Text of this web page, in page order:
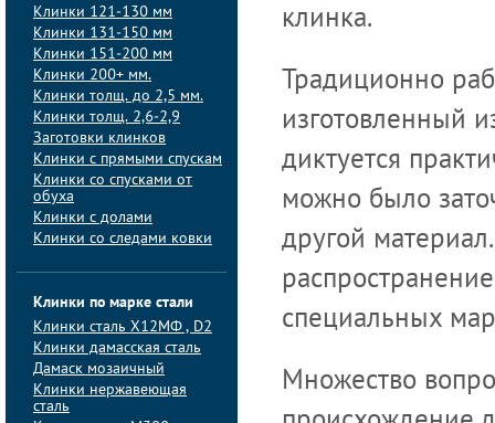
Клинки 121-130 мм
Клинки 131-150 мм
Клинки 151-200 мм
Клинки 200+ мм.
Клинки толщ. до 2,5 мм.
Клинки толщ. 2,6-2,9
Заготовки клинков
Клинки с прямыми спускам
Клинки со спусками от
обуха
Клинки с долами
Клинки со следами ковки
Клинки по марке стали
Клинки сталь Х12МФ , D2
Клинки дамасская сталь
Дамаск мозаичный
Клинки нержавеющая
сталь
клинка.
Традиционно
изготовленный
диктуется
можно было
другой
специальных
Множество